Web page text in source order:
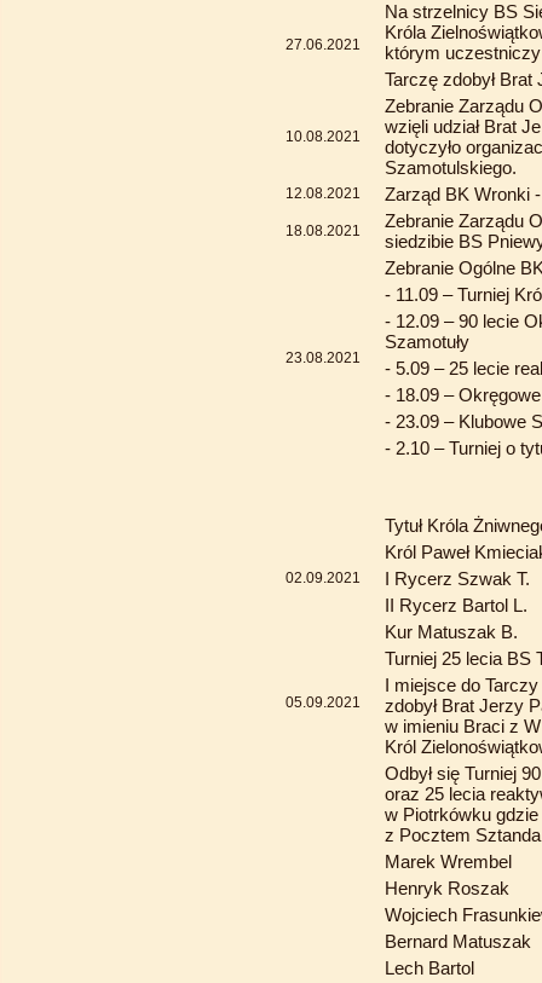
27.06.2021
Na strzelnicy BS
Króla
którym
Tarczę zdobył
10.08.2021
Zebranie Zarządu
wzięli udział Brat
dotyczyło
Szamotulskiego.
12.08.2021 Zarząd BK Wronki
18.08.2021
Zebranie Zarządu
siedzibie BS
23.08.2021
Zebranie Ogólne
- 11.09 – Turniej
- 12.09 – 90 lecie
Szamotuły
- 5.09 – 25 lecie
- 18.09 –
- 23.09 – Klubowe
- 2.10 – Turniej o
02.09.2021
Tytuł Króla
Król Paweł
I Rycerz Szwak T.
II Rycerz Bartol L.
Kur Matuszak B.
05.09.2021
Turniej 25 lecia BS
I miejsce do
zdobył Brat Jerzy
w imieniu Braci z
Król
Odbył się Turniej
oraz 25 lecia
w Piotrkówku
z Pocztem
Marek Wrembel
Henryk Roszak
Wojciech
Bernard Matuszak
Lech Bartol